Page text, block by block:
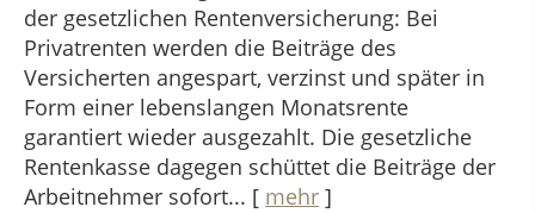
der gesetzlichen Rentenversicherung: Bei
Privatrenten werden die Beiträge des
Versicherten angespart, verzinst und später in
Form einer lebenslangen Monatsrente
garantiert wieder ausgezahlt. Die gesetzliche
Rentenkasse dagegen schüttet die Beiträge der
Arbeitnehmer sofort... [ mehr ]